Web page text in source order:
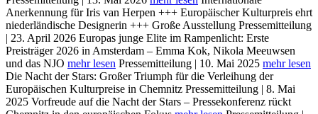
Anerkennung für Iris van Herpen +++ Europäischer Kulturpreis ehrt
niederländische Designerin +++ Große Ausstellung Pressemitteilung
| 23. April 2026 Europas junge Elite im Rampenlicht: Erste
Preisträger 2026 in Amsterdam – Emma Kok, Nikola Meeuwsen
und das NJO mehr lesen Pressemitteilung | 10. Mai 2025 mehr lesen
Die Nacht der Stars: Großer Triumph für die Verleihung der
Europäischen Kulturpreise in Chemnitz Pressemitteilung | 8. Mai
2025 Vorfreude auf die Nacht der Stars – Pressekonferenz rückt